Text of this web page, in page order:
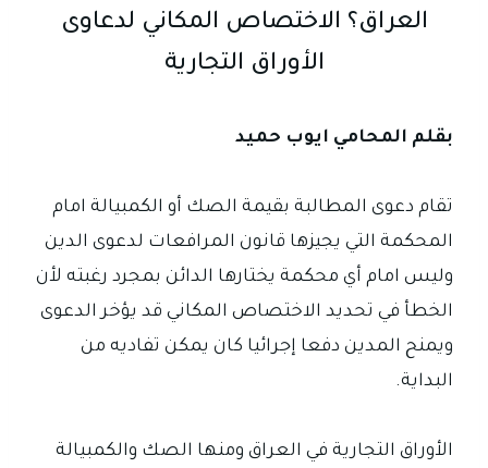
العراق؟ الاختصاص المكاني لدعاوى
الأوراق التجارية
بقلم المحامي ايوب حميد
تقام دعوى المطالبة بقيمة الصك أو الكمبيالة امام
المحكمة التي يجيزها قانون المرافعات لدعوى الدين
وليس امام أي محكمة يختارها الدائن بمجرد رغبته لأن
الخطأ في تحديد الاختصاص المكاني قد يؤخر الدعوى
ويمنح المدين دفعا إجرائيا كان يمكن تفاديه من
البداية.
الأوراق التجارية في العراق ومنها الصك والكمبيالة